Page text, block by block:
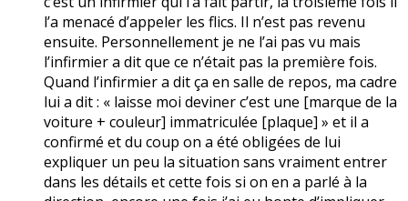
l’a menacé d’appeler les flics. Il n’est pas revenu
ensuite. Personnellement je ne l’ai pas vu mais
l’infirmier a dit que ce n’était pas la première fois.
Quand l’infirmier a dit ça en salle de repos, ma cadre
lui a dit : « laisse moi deviner c’est une [marque de la
voiture + couleur] immatriculée [plaque] » et il a
confirmé et du coup on a été obligées de lui
expliquer un peu la situation sans vraiment entrer
dans les détails et cette fois si on en a parlé à la